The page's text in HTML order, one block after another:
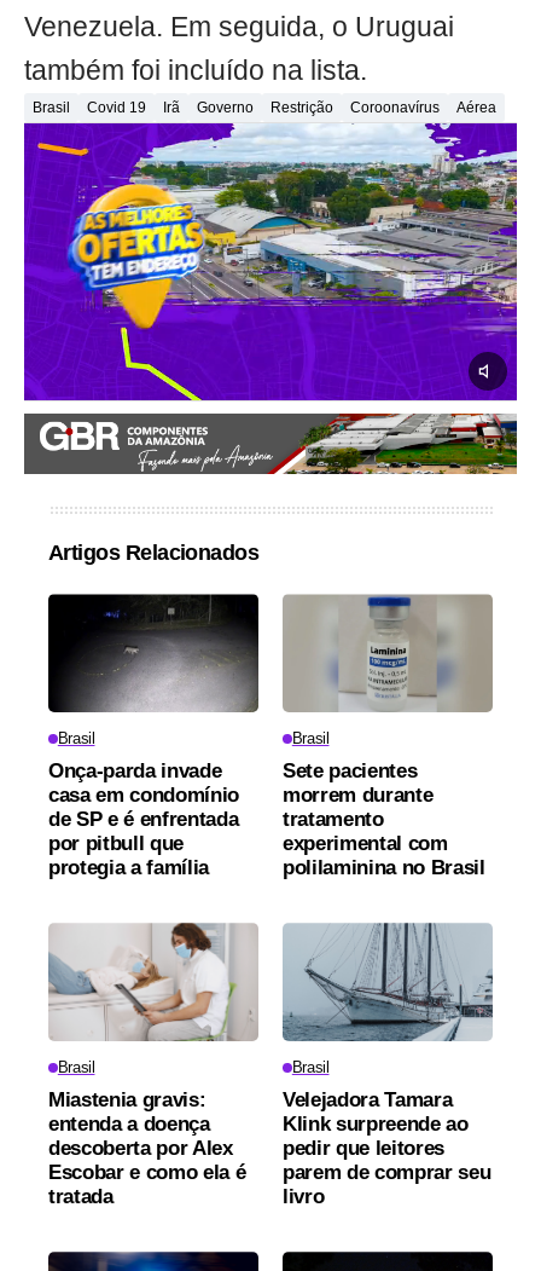
Venezuela. Em seguida, o Uruguai
também foi incluído na lista.
Brasil Covid 19 Irã Governo Restrição Coroonavírus Aérea
Artigos Relacionados
Brasil
Onça-parda invade
casa em condomínio
de SP e é enfrentada
por pitbull que
protegia a família
Brasil
Sete pacientes
morrem durante
tratamento
experimental com
polilaminina no Brasil
Brasil
Miastenia gravis:
entenda a doença
descoberta por Alex
Escobar e como ela é
tratada
Brasil
Velejadora Tamara
Klink surpreende ao
pedir que leitores
parem de comprar seu
livro